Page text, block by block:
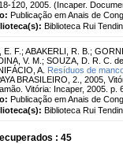
120, 2005. (Incaper.
Publicação em Anais de
Biblioteca Rui
E. F. ; ABAKERLI, R. B. ;
V. M. ; SOUZA, D. R. C. de
A. Resíduos de
BRASILEIRO, 2., 2005,
Vitória: Incaper, 2005. p.
Publicação em Anais de
Biblioteca Rui
: 45